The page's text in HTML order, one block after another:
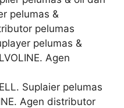
pelumas &
pelumas
pelumas &
Agen
Suplaier pelumas
Agen distributor